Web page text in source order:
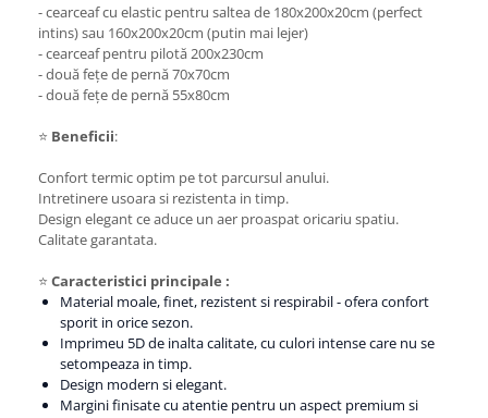
- cearceaf cu elastic pentru saltea de 180x200x20cm (perfect
intins) sau 160x200x20cm (putin mai lejer)
- cearceaf pentru pilotă 200x230cm
- două fețe de pernă 70x70cm
- două fețe de pernă 55x80cm
⭐ Beneficii:
Confort termic optim pe tot parcursul anului.
Intretinere usoara si rezistenta in timp.
Design elegant ce aduce un aer proaspat oricariu spatiu.
Calitate garantata.
⭐ Caracteristici principale :
Material moale, finet, rezistent si respirabil - ofera confort
sporit in orice sezon.
Imprimeu 5D de inalta calitate, cu culori intense care nu se
setompeaza in timp.
Design modern si elegant.
Margini finisate cu atentie pentru un aspect premium si